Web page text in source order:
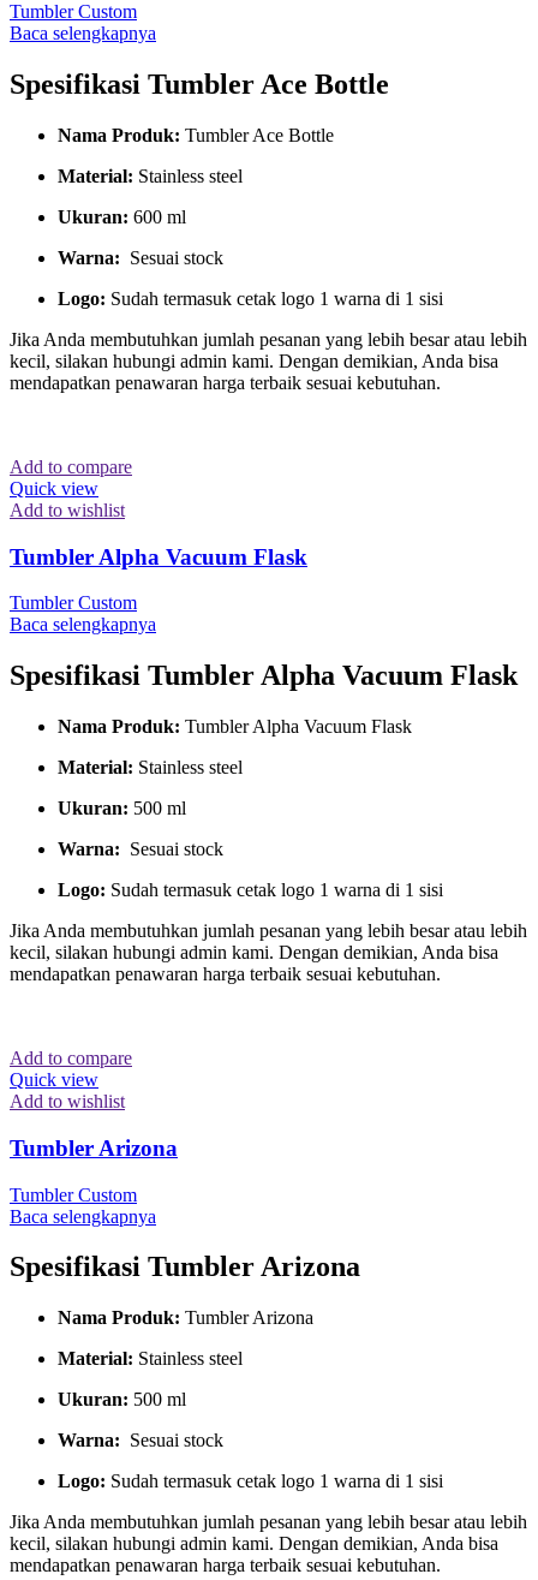
Tumbler Custom
Baca selengkapnya
Spesifikasi Tumbler Ace Bottle
Nama Produk: Tumbler Ace Bottle
Material: Stainless steel
Ukuran: 600 ml
Warna: Sesuai stock
Logo: Sudah termasuk cetak logo 1 warna di 1 sisi
Jika Anda membutuhkan jumlah pesanan yang lebih besar atau lebih
kecil, silakan hubungi admin kami. Dengan demikian, Anda bisa
mendapatkan penawaran harga terbaik sesuai kebutuhan.
Add to compare
Quick view
Add to wishlist
Tumbler Alpha Vacuum Flask
Tumbler Custom
Baca selengkapnya
Spesifikasi Tumbler Alpha Vacuum Flask
Nama Produk: Tumbler Alpha Vacuum Flask
Material: Stainless steel
Ukuran: 500 ml
Warna: Sesuai stock
Logo: Sudah termasuk cetak logo 1 warna di 1 sisi
Jika Anda membutuhkan jumlah pesanan yang lebih besar atau lebih
kecil, silakan hubungi admin kami. Dengan demikian, Anda bisa
mendapatkan penawaran harga terbaik sesuai kebutuhan.
Add to compare
Quick view
Add to wishlist
Tumbler Arizona
Tumbler Custom
Baca selengkapnya
Spesifikasi Tumbler Arizona
Nama Produk: Tumbler Arizona
Material: Stainless steel
Ukuran: 500 ml
Warna: Sesuai stock
Logo: Sudah termasuk cetak logo 1 warna di 1 sisi
Jika Anda membutuhkan jumlah pesanan yang lebih besar atau lebih
kecil, silakan hubungi admin kami. Dengan demikian, Anda bisa
mendapatkan penawaran harga terbaik sesuai kebutuhan.